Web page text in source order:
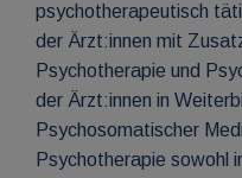
psychotherapeutisch
der Ärzt:innen mit
Psychotherapie und
der Ärzt:innen in
Psychosomatischer
Psychotherapie sowohl